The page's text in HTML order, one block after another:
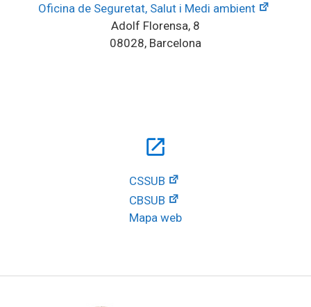
Oficina de Seguretat, Salut i Medi ambient
Adolf Florensa, 8
08028, Barcelona
open_in_new
CSSUB
CBSUB
Mapa web